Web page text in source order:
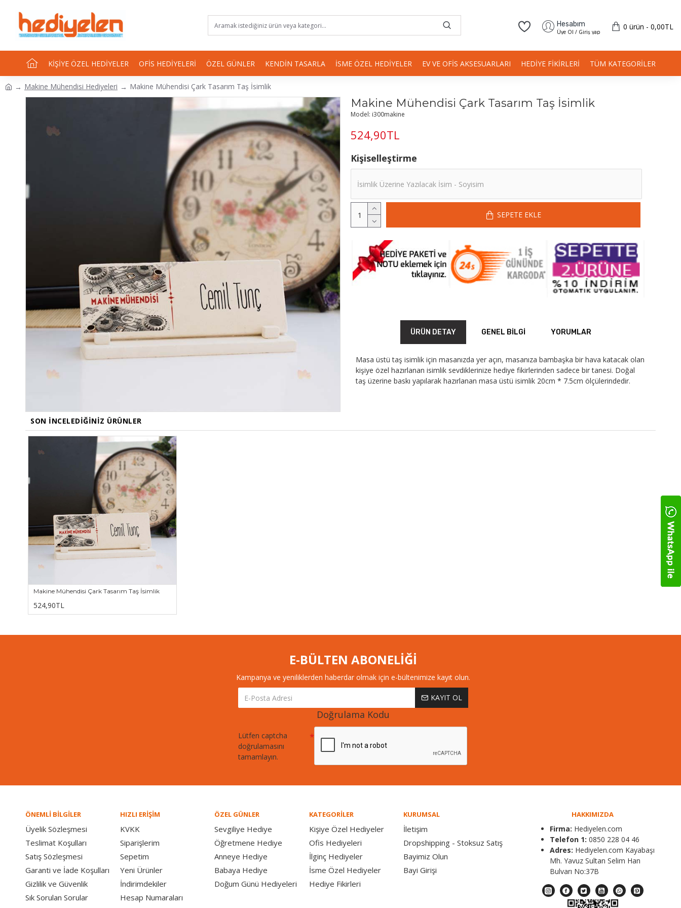
Hesabım
Üye Ol / Giriş yap
0 ürün - 0,00TL
KIŞIYE ÖZEL HEDIYELER OFIS HEDIYELERI ÖZEL GÜNLER KENDIN TASARLA İSME ÖZEL HEDIYELER EV VE OFIS AKSESUARLARI HEDIYE FIKIRLERI TÜM KATEGORILER
Makine Mühendisi Hediyeleri Makine Mühendisi Çark Tasarım Taş İsimlik
Makine Mühendisi Çark Tasarım Taş İsimlik
524,90TL
Model: i300makine
Kişiselleştirme
SEPETE EKLE
ÜRÜN DETAY GENEL BILGI YORUMLAR
Masa üstü taş isimlik için masanızda yer açın, masanıza bambaşka bir hava katacak olan
kişiye özel hazırlanan isimlik sevdiklerinize hediye fikirlerinden sadece bir tanesi. Doğal
taş üzerine baskı yapılarak hazırlanan masa üstü isimlik 20cm * 7.5cm ölçülerindedir.
SON İNCELEDIĞINIZ ÜRÜNLER
Makine Mühendisi Çark Tasarım Taş İsimlik
524,90TL
E-BÜLTEN ABONELİĞİ
Kampanya ve yeniliklerden haberdar olmak için e-bültenimize kayıt olun.
KAYIT OL
Doğrulama Kodu
Lütfen captcha
doğrulamasını
tamamlayın.
ÖNEMLİ BİLGİLER
Üyelik Sözleşmesi
Teslimat Koşulları
Satış Sözleşmesi
Garanti ve İade Koşulları
Gizlilik ve Güvenlik
Sık Sorulan Sorular
HIZLI ERİŞİM
KVKK
Siparişlerim
Sepetim
Yeni Ürünler
İndirimdekiler
Hesap Numaraları
ÖZEL GÜNLER
Sevgiliye Hediye
Öğretmene Hediye
Anneye Hediye
Babaya Hediye
Doğum Günü Hediyeleri
KATEGORİLER
Kişiye Özel Hediyeler
Ofis Hediyeleri
İlginç Hediyeler
İsme Özel Hediyeler
Hediye Fikirleri
KURUMSAL
İletişim
Dropshipping - Stoksuz Satış
Bayimiz Olun
Bayi Girişi
HAKKIMIZDA
Firma: Hediyelen.com
Telefon 1: 0850 228 04 46
Adres: Hediyelen.com Kayabaşı
Mh. Yavuz Sultan Selim Han
Bulvarı No:37B